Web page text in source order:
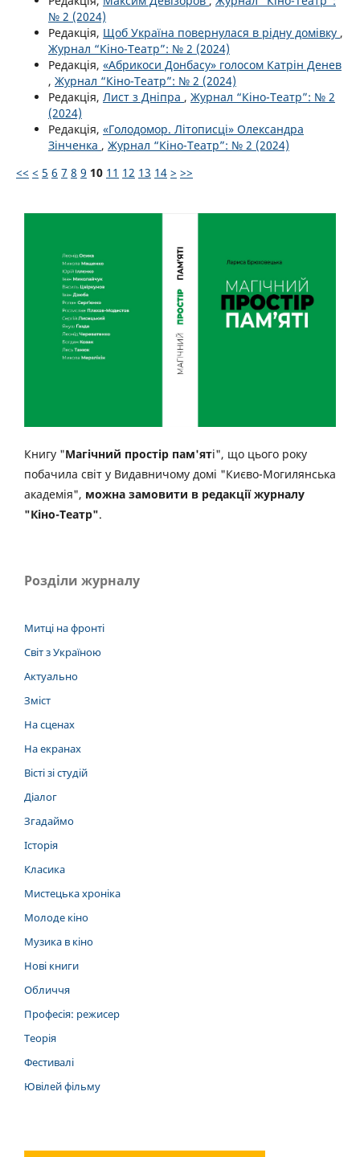
№ 2 (2024)
Редакція, Щоб Україна повернулася в рідну домівку ,
Журнал “Кіно-Театр”: № 2 (2024)
Редакція, «Абрикоси Донбасу» голосом Катрін Денев
, Журнал “Кіно-Театр”: № 2 (2024)
Редакція, Лист з Дніпра , Журнал “Кіно-Театр”: № 2
(2024)
Редакція, «Голодомор. Літописці» Олександра
Зінченка , Журнал “Кіно-Театр”: № 2 (2024)
<< < 5 6 7 8 9 10 11 12 13 14 > >>
Книгу "Магічний простір пам'яті", що цього року
побачила світ у Видавничому домі "Києво-Могилянська
академія", можна замовити в редакції журналу
"Кіно-Театр".
Розділи журналу
Митці на фронті
Світ з Україною
Актуально
Зміст
На сценах
На екранах
Вісті зі студій
Діалог
Згадаймо
Історія
Класика
Мистецька хроніка
Молоде кіно
Музика в кіно
Нові книги
Обличчя
Професія: режисер
Теорія
Фестивалі
Ювілей фільму